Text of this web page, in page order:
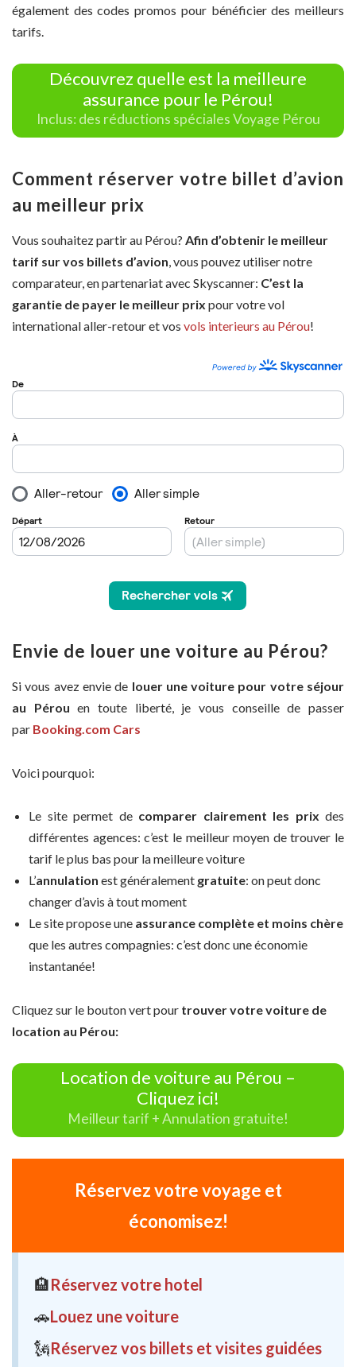
également des codes promos pour bénéficier des meilleurs
tarifs.
Découvrez quelle est la meilleure
assurance pour le Pérou!
Inclus: des réductions spéciales Voyage Pérou
Comment réserver votre billet d’avion
au meilleur prix
Vous souhaitez partir au Pérou? Afin d’obtenir le meilleur
tarif sur vos billets d’avion, vous pouvez utiliser notre
comparateur, en partenariat avec Skyscanner: C’est la
garantie de payer le meilleur prix pour votre vol
international aller-retour et vos vols interieurs au Pérou!
Envie de louer une voiture au Pérou?
Si vous avez envie de louer une voiture pour votre séjour
au Pérouen toute liberté, je vous conseille de passer
par Booking.com Cars
Voici pourquoi:
Le site permet de comparer clairement les prix des
différentes agences: c’est le meilleur moyen de trouver le
tarif le plus bas pour la meilleure voiture
L’annulation est généralement gratuite: on peut donc
changer d’avis à tout moment
Le site propose une assurance complète et moins chère
que les autres compagnies: c’est donc une économie
instantanée!
Cliquez sur le bouton vert pour trouver votre voiture de
location au Pérou:
Location de voiture au Pérou –
Cliquez ici!
Meilleur tarif + Annulation gratuite!
Réservez votre voyage et
économisez!
🏨Réservez votre hotel
🚗Louez une voiture
🗽Réservez vos billets et visites guidées